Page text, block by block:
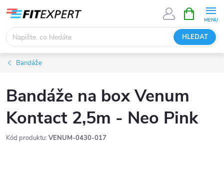
obsah
HLEDAT
NÁKUPNÍ
KOŠÍK
Bandáže
Bandáže na box Venum
Kontact 2,5m - Neo Pink
Kód produktu: VENUM-0430-017